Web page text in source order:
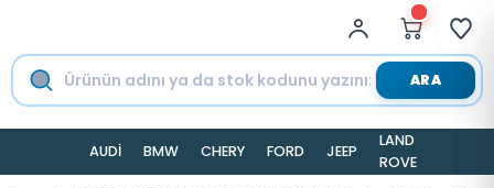
ARA
AUDİ BMW CHERY FORD JEEP
LAND
ROVER